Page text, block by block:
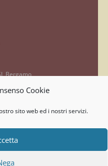
Cookie
sito web ed i nostri servizi.
Bergamo